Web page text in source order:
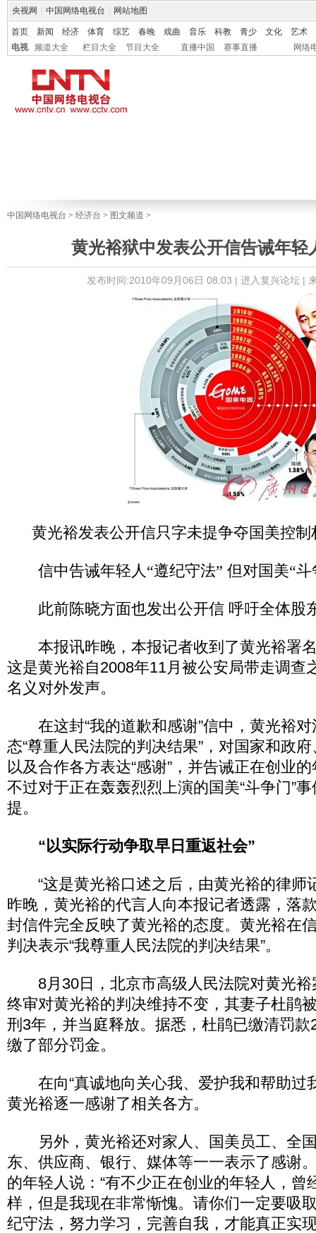
央视网 中国网络电视台 网站地图
首页 新闻 经济 体育 综艺 春晚 戏曲 音乐 科教 青少 文化
艺术
电视
频道大全 栏目大全 节目大全 直播中国 赛事直播 网络
中国网络电视台 > 经济台 > 图文频道 >
黄光裕狱中发表公开信告诫年轻
发布时间:2010年09月06日 08:03 | 进入复兴论坛|
黄光裕发表公开信只字未提争夺国美控制
信中告诫年轻人“遵纪守法” 但对国美“斗
此前陈晓方面也发出公开信 呼吁全体股
本报讯昨晚，本报记者收到了黄光裕署
这是黄光裕自2008年11月被公安局带走调查
名义对外发声。
在这封“我的道歉和感谢”信中，黄光裕对
态“尊重人民法院的判决结果”，对国家和政
以及合作各方表达“感谢”，并告诫正在创业的
不过对于正在轰轰烈烈上演的国美“斗争门”
提。
“以实际行动争取早日重返社会”
“这是黄光裕口述之后，由黄光裕的律师
昨晚，黄光裕的代言人向本报记者透露，落
封信件完全反映了黄光裕的态度。黄光裕在
判决表示“我尊重人民法院的判决结果”。
8月30日，北京市高级人民法院对黄光裕
终审对黄光裕的判决维持不变，其妻子杜鹃
刑3年，并当庭释放。据悉，杜鹃已缴清罚
缴了部分罚金。
在向“真诚地向关心我、爱护我和帮助过
黄光裕逐一感谢了相关各方。
另外，黄光裕还对家人、国美员工、全
东、供应商、银行、媒体等一一表示了感谢
的年轻人说：“有不少正在创业的年轻人，曾
样，但是我现在非常惭愧。请你们一定要吸
纪守法，努力学习，完善自我，才能真正实